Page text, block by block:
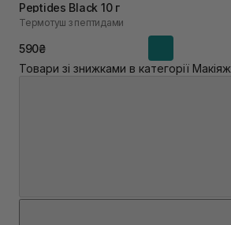
Peptides Black 10 г
Термотуш з пептидами
590₴
Товари зі знижками в категорії Макіяж